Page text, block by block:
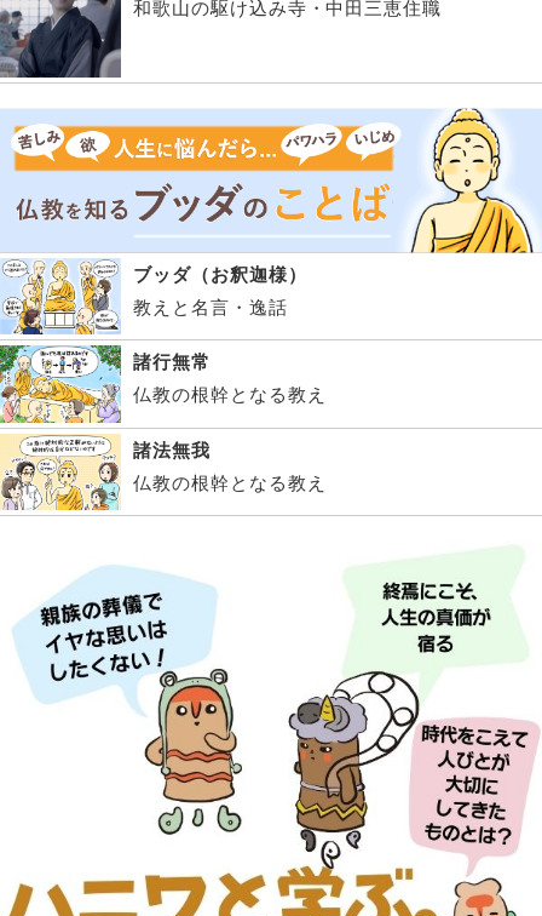
和歌山の駆け込み寺・中田三恵住職
ブッダ（お釈迦様）
教えと名言・逸話
諸行無常
仏教の根幹となる教え
諸法無我
仏教の根幹となる教え